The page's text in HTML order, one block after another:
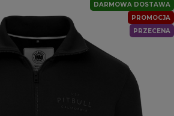
PROMOCJA
PRZECENA
DARMOWA DOSTAWA